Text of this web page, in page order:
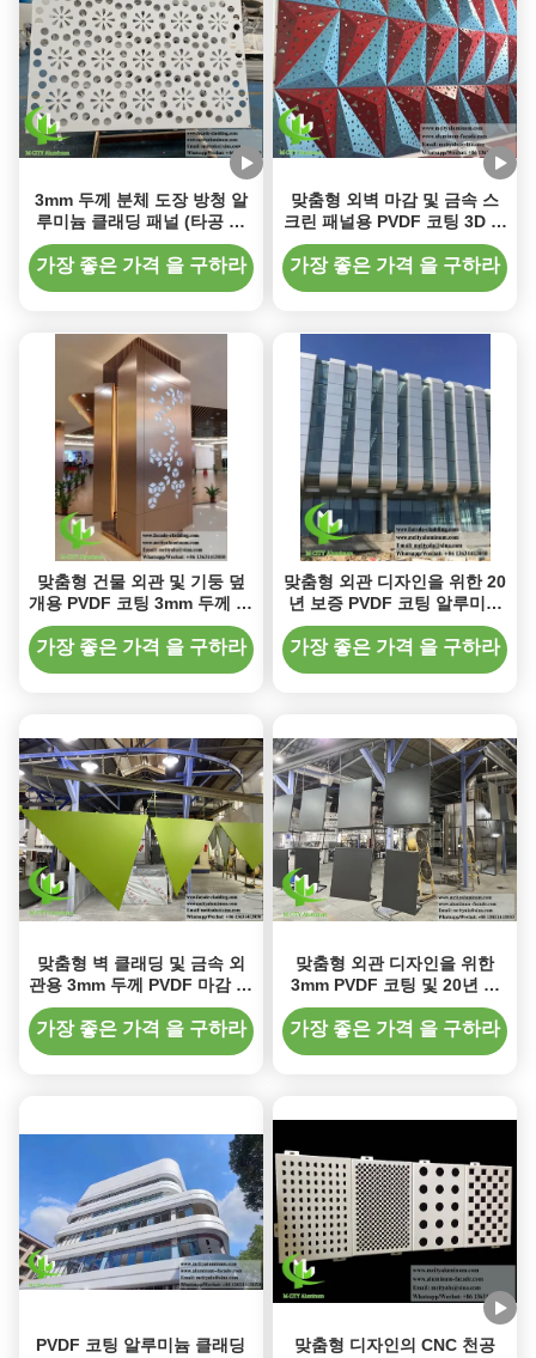
3mm 두께 분체 도장 방청 알
루미늄 클래딩 패널 (타공 알
루미늄 외장용)
가장 좋은 가격 을 구하라
맞춤형 외벽 마감 및 금속 스
크린 패널용 PVDF 코팅 3D 천
공 알루미늄 패널
가장 좋은 가격 을 구하라
맞춤형 건물 외관 및 기둥 덮
개용 PVDF 코팅 3mm 두께 알
루미늄 클래딩 패널
가장 좋은 가격 을 구하라
맞춤형 외관 디자인을 위한 20
년 보증 PVDF 코팅 알루미늄
클래딩 패널
가장 좋은 가격 을 구하라
맞춤형 벽 클래딩 및 금속 외
관용 3mm 두께 PVDF 마감 솔
리드 알루미늄 패널
가장 좋은 가격 을 구하라
맞춤형 외관 디자인을 위한
3mm PVDF 코팅 및 20년 보
증의 외부 솔리드 알루미늄 클
래딩 패널
가장 좋은 가격 을 구하라
PVDF 코팅 알루미늄 클래딩
맞춤형 디자인의 CNC 천공